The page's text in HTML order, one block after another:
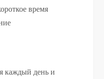
время
каждый день и